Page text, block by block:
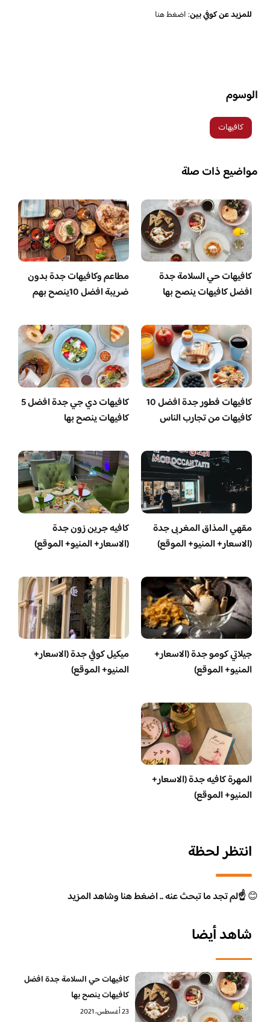
للمزيد عن كوفي بين:اضغط هنا
الوسوم
كافيهات
مواضيع ذات صلة
كافيهات حي السلامة جدة
افضل كافيهات ينصح بها
مطاعم وكافيهات جدة بدون
ضريبة افضل 10ينصح بهم
كافيهات فطور جدة افضل 10
كافيهات من تجارب الناس
كافيهات دي جي جدة افضل 5
كافيهات ينصح بها
مقهي المذاق المغربى جدة
(الاسعار+ المنيو+ الموقع)
كافيه جرين زون جدة
(الاسعار+ المنيو+ الموقع)
جيلاتي كومو جدة (الاسعار+
المنيو+ الموقع)
ميكيل كوفي جدة (الاسعار+
المنيو+ الموقع)
المهرة كافيه جدة (الاسعار+
المنيو+ الموقع)
انتظر لحظة
😊☝️لم تجد ما تبحث عنه .. اضغط هنا وشاهد المزيد
شاهد أيضا
كافيهات حي السلامة جدة افضل
كافيهات ينصح بها
23 أغسطس، 2021